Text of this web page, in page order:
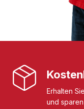
Erhalten
und